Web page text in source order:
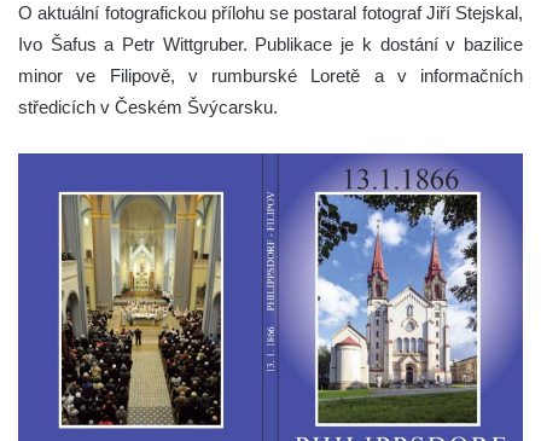
O aktuální fotografickou přílohu se postaral fotograf Jiří Stejskal,
Ivo Šafus a Petr Wittgruber. Publikace je k dostání v bazilice
minor ve Filipově, v rumburské Loretě a v informačních
středicích v Českém Švýcarsku.